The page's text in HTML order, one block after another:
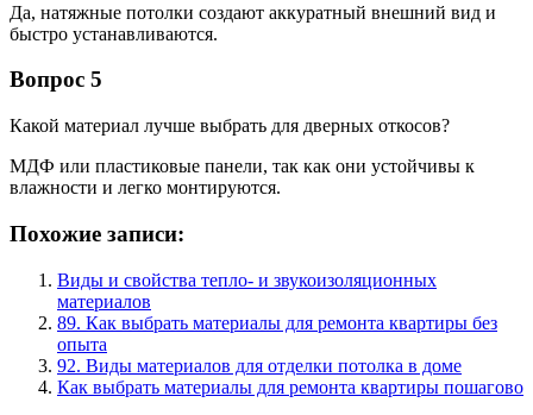
Да, натяжные потолки создают аккуратный внешний вид и
быстро устанавливаются.
Вопрос 5
Какой материал лучше выбрать для дверных откосов?
МДФ или пластиковые панели, так как они устойчивы к
влажности и легко монтируются.
Похожие записи:
Виды и свойства тепло- и звукоизоляционных
материалов
89. Как выбрать материалы для ремонта квартиры без
опыта
92. Виды материалов для отделки потолка в доме
Как выбрать материалы для ремонта квартиры пошагово